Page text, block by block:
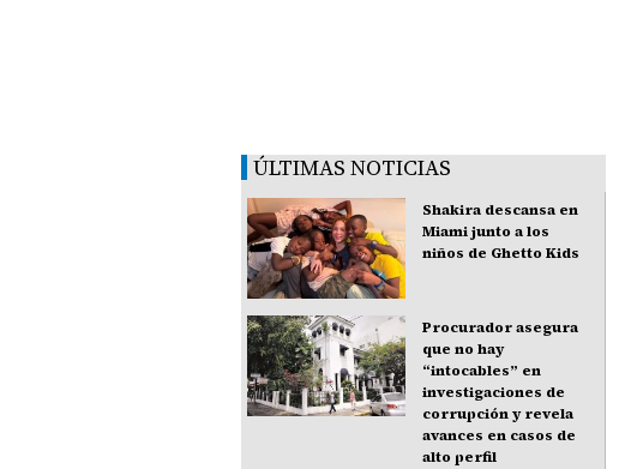
ÚLTIMAS NOTICIAS
Shakira descansa en
Miami junto a los
niños de Ghetto Kids
Procurador asegura
que no hay
“intocables” en
investigaciones de
corrupción y revela
avances en casos de
alto perfil